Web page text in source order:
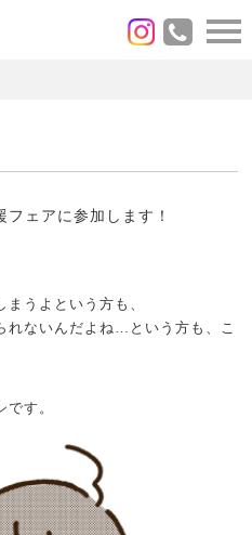
フェアに参加します！
うよという方も、
れないんだよね…という方も、こ
す。